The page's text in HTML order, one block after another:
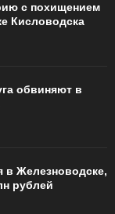
с похищением
Кисловодска
обвиняют в
в Железноводске,
рублей